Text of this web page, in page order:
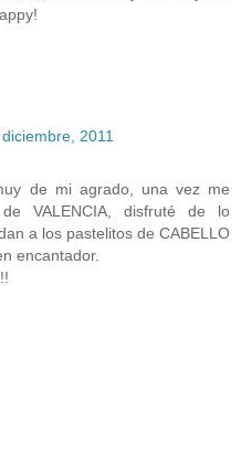
2011
de mi agrado, una vez me
VALENCIA, disfruté de lo
a los pastelitos de CABELLO
encantador.